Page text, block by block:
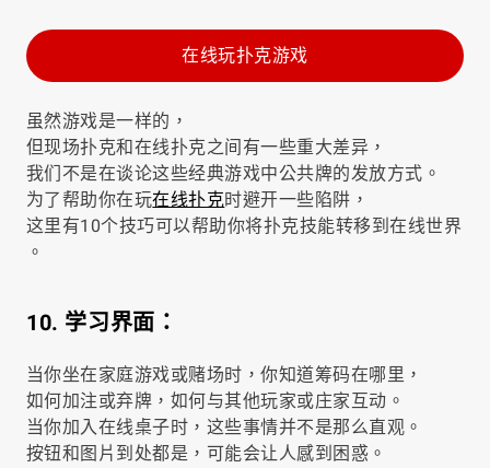
在线玩扑克游戏
虽然游戏是一样的，
但现场扑克和在线扑克之间有一些重大差异，
我们不是在谈论这些经典游戏中公共牌的发放方式。
为了帮助你在玩在线扑克时避开一些陷阱，
这里有10个技巧可以帮助你将扑克技能转移到在线世界
。
10. 学习界面：
当你坐在家庭游戏或赌场时，你知道筹码在哪里，
如何加注或弃牌，如何与其他玩家或庄家互动。
当你加入在线桌子时，这些事情并不是那么直观。
按钮和图片到处都是，可能会让人感到困惑。